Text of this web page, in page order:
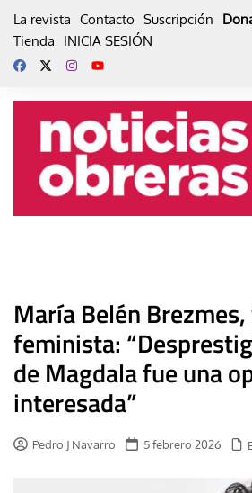
La revista Contacto Suscripción
Tienda
INICIA SESIÓN
María Belén
feminista:
de Magdala fue una
interesada”
Pedro J Navarro 5 febrero 2026